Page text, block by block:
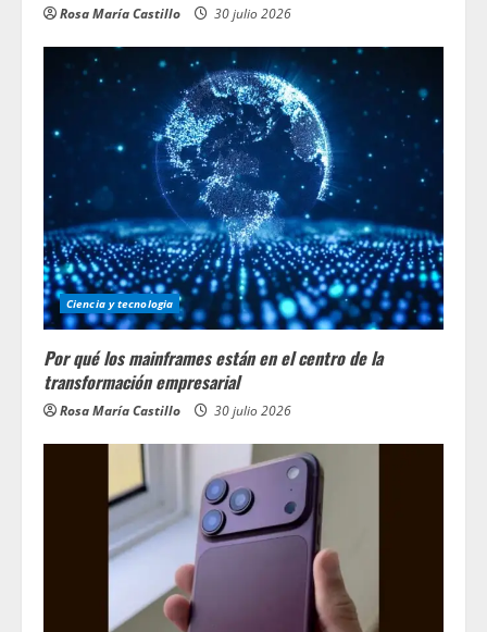
Rosa María Castillo 30 julio 2026
Ciencia y tecnologia
Por qué los mainframes están en el centro de la
transformación empresarial
Rosa María Castillo 30 julio 2026